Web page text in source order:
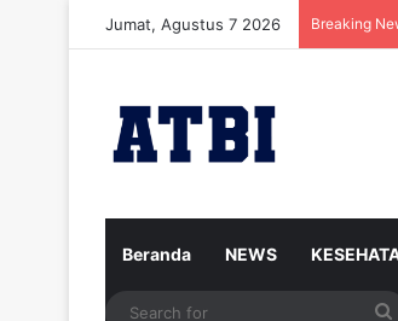
Jumat, Agustus 7 2026 Breaking
Beranda NEWS